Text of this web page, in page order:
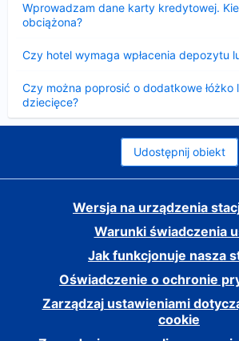
Wprowadzam dane karty kredytowej.
obciążona?
Czy hotel wymaga wpłacenia depozytu
Czy można poprosić o dodatkowe łóżko
dziecięce?
Udostępnij obiekt
Wersja na urządzenia
Warunki świadczenia
Jak funkcjonuje nasza
Oświadczenie o ochronie
Zarządzaj ustawieniami
cookie